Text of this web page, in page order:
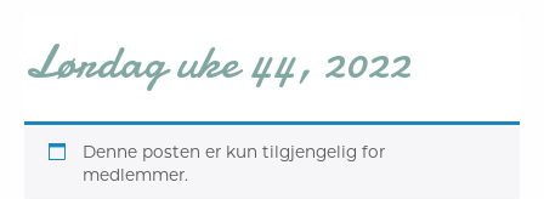
Lørdag uke 44, 2022
Denne posten er kun tilgjengelig for
medlemmer.